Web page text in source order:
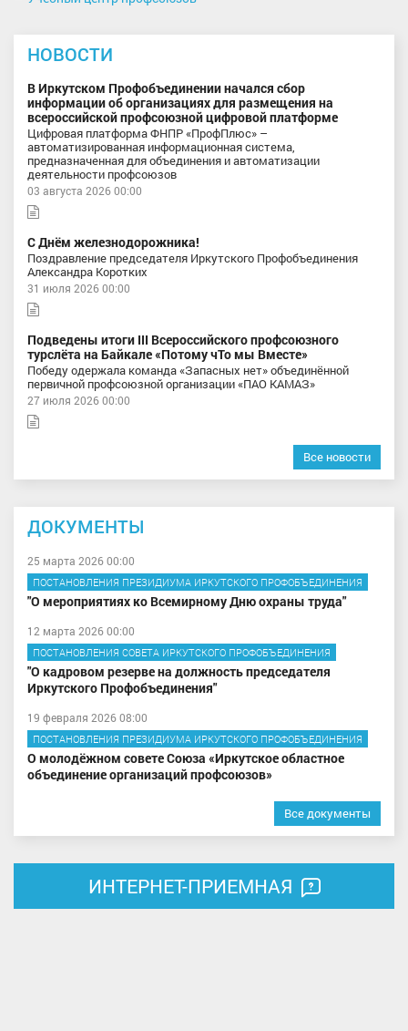
НОВОСТИ
В Иркутском Профобъединении начался сбор
информации об организациях для размещения на
всероссийской профсоюзной цифровой платформе
Цифровая платформа ФНПР «ПрофПлюс» –
автоматизированная информационная система,
предназначенная для объединения и автоматизации
деятельности профсоюзов
03 августа 2026 00:00
С Днём железнодорожника!
Поздравление председателя Иркутского Профобъединения
Александра Коротких
31 июля 2026 00:00
Подведены итоги III Всероссийского профсоюзного
турслёта на Байкале «Потому чТо мы Вместе»
Победу одержала команда «Запасных нет» объединённой
первичной профсоюзной организации «ПАО КАМАЗ»
27 июля 2026 00:00
Все новости
ДОКУМЕНТЫ
25 марта 2026 00:00
ПОСТАНОВЛЕНИЯ ПРЕЗИДИУМА ИРКУТСКОГО ПРОФОБЪЕДИНЕНИЯ
"О мероприятиях ко Всемирному Дню охраны труда"
12 марта 2026 00:00
ПОСТАНОВЛЕНИЯ СОВЕТА ИРКУТСКОГО ПРОФОБЪЕДИНЕНИЯ
"О кадровом резерве на должность председателя
Иркутского Профобъединения"
19 февраля 2026 08:00
ПОСТАНОВЛЕНИЯ ПРЕЗИДИУМА ИРКУТСКОГО ПРОФОБЪЕДИНЕНИЯ
О молодёжном совете Союза «Иркутское областное
объединение организаций профсоюзов»
Все документы
ИНТЕРНЕТ-ПРИЕМНАЯ